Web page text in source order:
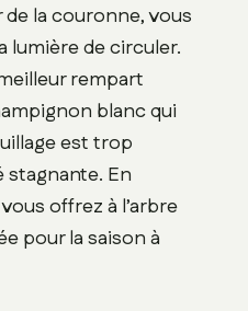
la couronne, vous
lumière de circuler.
rempart
blanc qui
est trop
stagnante. En
offrez à l’arbre
pour la saison à